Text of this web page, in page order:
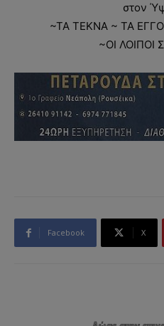
στον
~ΤΑ ΤΕΚΝΑ ~ ΤΑ
~ΟΙ ΛΟΙΠΟΙ
Facebook X